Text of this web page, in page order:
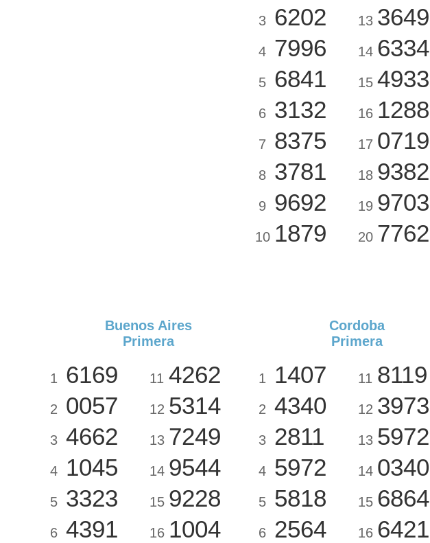
3 6202
4 7996
5 6841
6 3132
7 8375
8 3781
9 9692
10 1879
13 3649
14 6334
15 4933
16 1288
17 0719
18 9382
19 9703
20 7762
Buenos Aires
Primera
1 6169
2 0057
3 4662
4 1045
5 3323
6 4391
11 4262
12 5314
13 7249
14 9544
15 9228
16 1004
Cordoba
Primera
1 1407
2 4340
3 2811
4 5972
5 5818
6 2564
11 8119
12 3973
13 5972
14 0340
15 6864
16 6421